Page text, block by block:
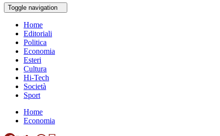
Toggle navigation
Home
Editoriali
Politica
Economia
Esteri
Cultura
Hi-Tech
Società
Sport
Home
Economia